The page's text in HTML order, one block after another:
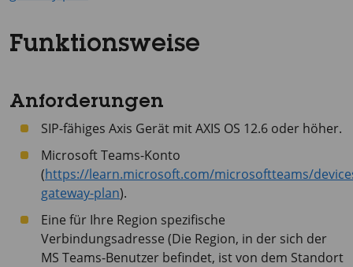
Funktionsweise
Anforderungen
SIP-fähiges Axis Gerät mitAXIS OS 12.6 oder höher.
Microsoft Teams-Konto
(https://learn.microsoft.com/microsoftteams/
gateway-plan).
Eine für Ihre Region spezifische
Verbindungsadresse (Die Region, in der sich der
MS Teams-Benutzer befindet, ist von dem Standort